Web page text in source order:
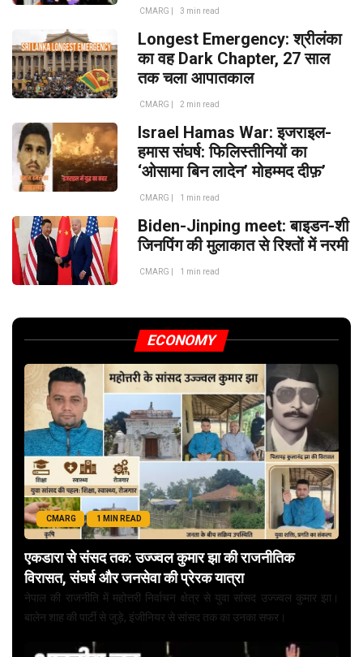
CMARG | 3 min read
Longest Emergency: श्रीलंका
का वह Dark Chapter, 27 साल
तक चला आपातकाल
CMARG | 2 min read
Israel Hamas War: इजराइल-
हमास संघर्ष: फिलिस्तीनियों का
‘ओसामा बिन लादेन’ मोहम्मद दीफ़’
CMARG | 1 min read
Biden-Jinping meet: बाइडन-शी
जिनपिंग की मुलाकात से रिश्तों में नरमी
CMARG | 1 min read
ECONOMY
CMARG 1 MIN READ
एकडारा से संसद तक: उज्ज्वल कुमार झा की राजनीतिक
विरासत, संघर्ष और जनसेवा की प्रेरक यात्रा
नेपाल की राजनीति में महोत्तरी निर्वाचन क्षेत्र से युवा सांसद उज्ज्वल कुमार झा।
बालेन शाह की पार्टी से जुड़े, इंजीनियर से सांसद तक का उनका सफर।